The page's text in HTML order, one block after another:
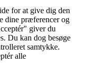
for at give dig den
dine præferencer og
giver du
Du kan dog besøge
samtykke.
alle